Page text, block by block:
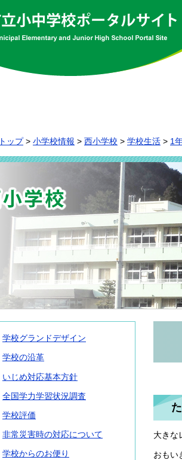
ップ > 小学校情報 > 西小学校 > 学校生活 > 1
学校グランドデザイン
学校の沿革
いじめ対応基本方針
全国学力学習状況調査
学校評価
非常災害時の対応について
学校からのお便り
大きな
おもい